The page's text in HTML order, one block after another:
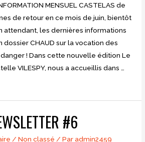
MENSUEL CASTELAS de
de retour en ce mois de juin, bientôt
attendant, les dernières informations
dossier CHAUD sur la vocation des
! Dans cette nouvelle édition Le
VILESPY, nous a accueillis dans …
#6
/Non classé / Paradmin2459